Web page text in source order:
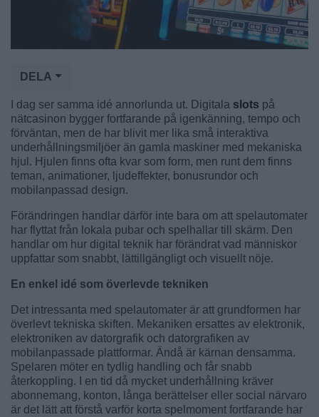
DELA
I dag ser samma idé annorlunda ut. Digitala slots på
nätcasinon bygger fortfarande på igenkänning, tempo och
förväntan, men de har blivit mer lika små interaktiva
underhållningsmiljöer än gamla maskiner med mekaniska
hjul. Hjulen finns ofta kvar som form, men runt dem finns
teman, animationer, ljudeffekter, bonusrundor och
mobilanpassad design.
Förändringen handlar därför inte bara om att spelautomater
har flyttat från lokala pubar och spelhallar till skärm. Den
handlar om hur digital teknik har förändrat vad människor
uppfattar som snabbt, lättillgängligt och visuellt nöje.
En enkel idé som överlevde tekniken
Det intressanta med spelautomater är att grundformen har
överlevt tekniska skiften. Mekaniken ersattes av elektronik,
elektroniken av datorgrafik och datorgrafiken av
mobilanpassade plattformar. Ändå är kärnan densamma.
Spelaren möter en tydlig handling och får snabb
återkoppling. I en tid då mycket underhållning kräver
abonnemang, konton, långa berättelser eller social närvaro
är det lätt att förstå varför korta spelmoment fortfarande har